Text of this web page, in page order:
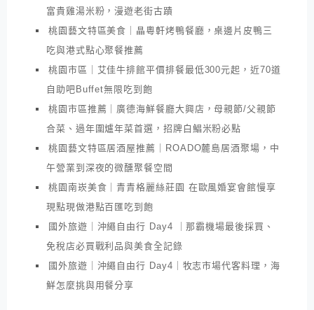
富貴雞湯米粉，漫遊老街古蹟
桃園藝文特區美食｜晶粵軒烤鴨餐廳，桌邊片皮鴨三
吃與港式點心聚餐推薦
桃園市區｜艾佳牛排館平價排餐最低300元起，近70道
自助吧Buffet無限吃到飽
桃園市區推薦｜廣德海鮮餐廳大興店，母親節/父親節
合菜、過年圍爐年菜首選，招牌白鯧米粉必點
桃園藝文特區居酒屋推薦｜ROADO麓島居酒聚場，中
午營業到深夜的微醺聚餐空間
桃園南崁美食｜青青格麗絲莊園 在歐風婚宴會館慢享
現點現做港點百匯吃到飽
國外旅遊｜沖繩自由行 Day4 ｜那霸機場最後採買、
免稅店必買戰利品與美食全記錄
國外旅遊｜沖繩自由行 Day4｜牧志市場代客料理，海
鮮怎麼挑與用餐分享